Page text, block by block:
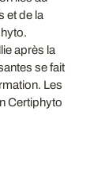
et de la
après la
se fait
Les
Certiphyto